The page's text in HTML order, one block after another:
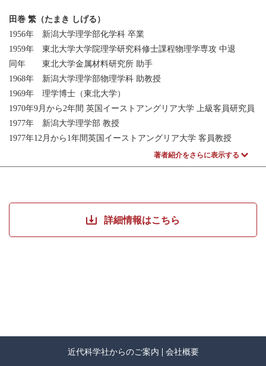
田巻 繁（たまき しげる）
1956年 新潟大学理学部化学科 卒業
1959年 東北大学大学院理学研究科修士課程物理学専攻 中退
同年 東北大学金属材料研究所 助手
1968年 新潟大学理学部物理学科 助教授
1969年 理学博士（東北大学）
1970年9月から2年間 英国イーストアングリア大学 上級客員研究員
1977年 新潟大学理学部 教授
1977年12月から1年間英国イーストアングリア大学 客員教授
1998年 新潟大学停年退職 新潟大学名誉教授
2019年 瑞宝中綬章 受章
2009年4月～2012年3月 新潟大学大学院現代社会文化研究科 博士
著者紹介をさらに表示する
詳細情報はこちら
近代科学社からのご案内 会社概要